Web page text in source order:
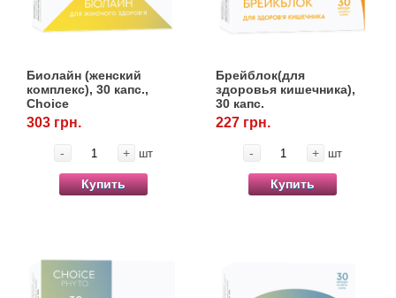
Биолайн (женский
комплекс), 30 капс.,
Choice
303 грн.
- + шт
Купить
Брейблок(для
здоровья кишечника),
30 капс.
227 грн.
- + шт
Купить